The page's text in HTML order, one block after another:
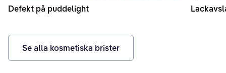
Defekt på puddelight
Se alla kosmetiska brister